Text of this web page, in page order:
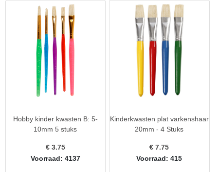
Hobby kinder kwasten B: 5-
10mm 5 stuks
€ 3.75
Voorraad: 4137
Kinderkwasten plat varkenshaar
20mm - 4 Stuks
€7.75
Voorraad: 415